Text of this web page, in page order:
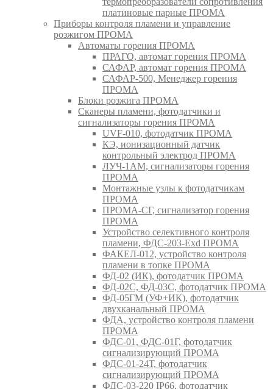
платиновые парные ПРОМА
Приборы контроля пламени и управление
розжигом ПРОМА
Автоматы горения ПРОМА
ПРАГО, автомат горения ПРОМА
САФАР, автомат горения ПРОМА
САФАР-500, Менеджер горения
ПРОМА
Блоки розжига ПРОМА
Сканеры пламени, фотодатчики и
сигнализаторы горения ПРОМА
UVF-010, фотодатчик ПРОМА
КЭ, ионизационный датчик
контрольный электрод ПРОМА
ЛУЧ-1АМ, сигнализаторы горения
ПРОМА
Монтажные узлы к фотодатчикам
ПРОМА
ПРОМА-СГ, сигнализатор горения
ПРОМА
Устройство селективного контроля
пламени, ФДС-203-Exd ПРОМА
ФАКЕЛ-012, устройство контроля
пламени в топке ПРОМА
ФД-02 (ИК), фотодатчик ПРОМА
ФД-02С, ФД-03С, фотодатчик ПРОМА
ФД-05ГМ (УФ+ИК), фотодатчик
двухканальный ПРОМА
ФДА, устройство контроля пламени
ПРОМА
ФДС-01, ФДС-01Г, фотодатчик
сигнализирующий ПРОМА
ФДС-01-24Т, фотодатчик
сигнализирующий ПРОМА
ФДС-03-220 IP66, фотодатчик